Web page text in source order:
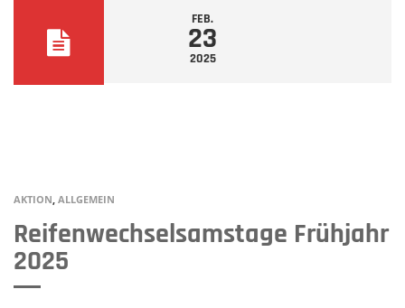
FEB.
23
2025
AKTION, ALLGEMEIN
Reifenwechselsamstage Frühjahr
2025